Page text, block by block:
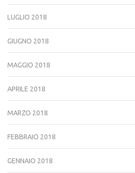
LUGLIO 2018
GIUGNO 2018
MAGGIO 2018
APRILE 2018
MARZO 2018
FEBBRAIO 2018
GENNAIO 2018